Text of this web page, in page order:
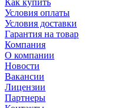
Как купить
Условия оплаты
Условия доставки
Гарантия на товар
Компания
О компании
Новости
Вакансии
Лицензии
Партнеры